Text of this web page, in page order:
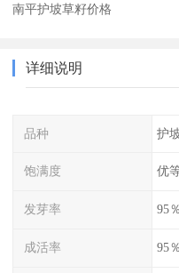
南平护坡草籽价格
详细说明
品种 护
饱满度 优
发芽率 95％
成活率 95％